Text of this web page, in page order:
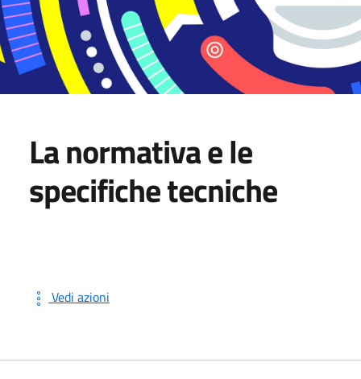
La normativa e le
specifiche tecniche
Vedi azioni